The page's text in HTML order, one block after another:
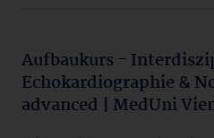
Aufbaukurs -
Echokardiographie &
advanced | MedUni